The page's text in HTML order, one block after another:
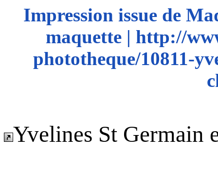
Impression issue de
maquette | http://
phototheque/10811-
Yvelines St Germain